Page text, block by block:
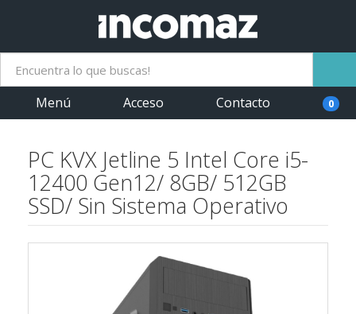
Menú Acceso Contacto 0
PC KVX Jetline 5 Intel Core i5-
12400 Gen12/ 8GB/ 512GB
SSD/ Sin Sistema Operativo